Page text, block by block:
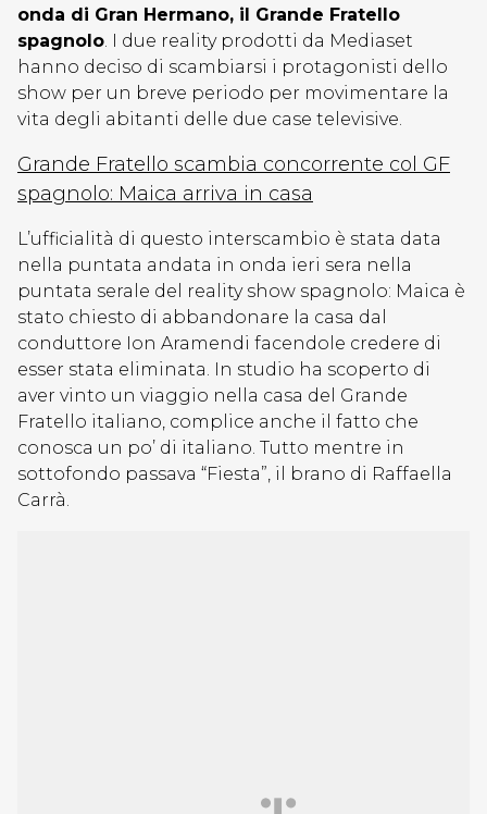
onda di Gran Hermano, il Grande Fratello
spagnolo. I due reality prodotti da Mediaset
hanno deciso di scambiarsi i protagonisti dello
show per un breve periodo per movimentare la
vita degli abitanti delle due case televisive.
Grande Fratello scambia concorrente col GF
spagnolo: Maica arriva in casa
L’ufficialità di questo interscambio è stata data
nella puntata andata in onda ieri sera nella
puntata serale del reality show spagnolo: Maica è
stato chiesto di abbandonare la casa dal
conduttore Ion Aramendi facendole credere di
esser stata eliminata. In studio ha scoperto di
aver vinto un viaggio nella casa del Grande
Fratello italiano, complice anche il fatto che
conosca un po’ di italiano. Tutto mentre in
sottofondo passava “Fiesta”, il brano di Raffaella
Carrà.